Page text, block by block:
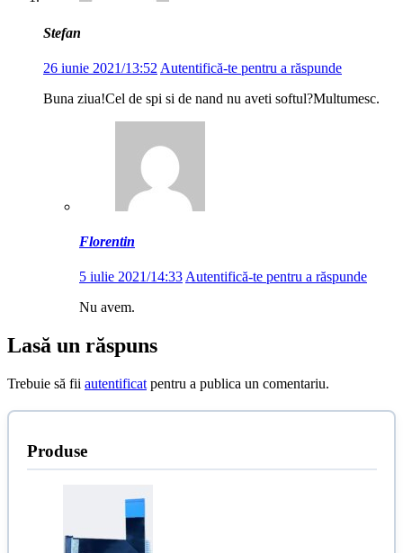
Stefan
26 iunie 2021/13:52 Autentifică-te pentru a răspunde
Buna ziua!Cel de spi si de nand nu aveti softul?Multumesc.
Florentin
5 iulie 2021/14:33Autentifică-te pentru a răspunde
Nu avem.
Lasă un răspuns
Trebuie să fii autentificat pentru a publica un comentariu.
Produse